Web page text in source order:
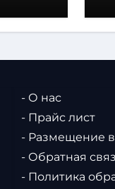
- О нас
- Прайс лист
- Размещение в
- Обратная
- Политика